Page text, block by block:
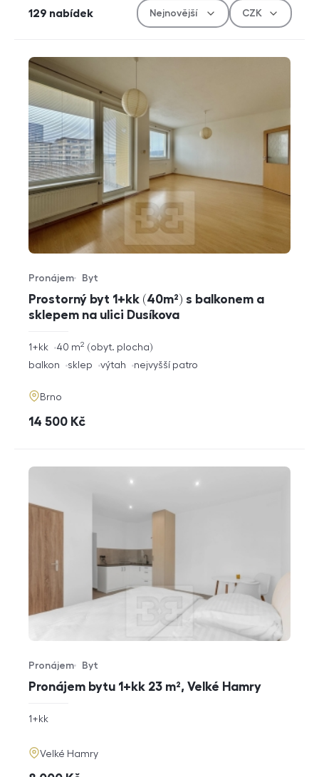
129 nabídek
Měna
Prostorný byt 1+kk (40m²) s balkonem a
sklepem na ulici Dusíkova
Typ nabídky
Pronájem
Typ nemovitosti
Byt
rozměry
1+kk obyt. plocha
40 m2
funkce
balkon sklep výtah nejvyšší patro
adresa
Brno
cena
14 500 Kč
Pronájem bytu 1+kk 23 m², Velké Hamry
Typ nabídky
Pronájem
Typ nemovitosti
Byt
rozměry
1+kk
adresa
Velké Hamry